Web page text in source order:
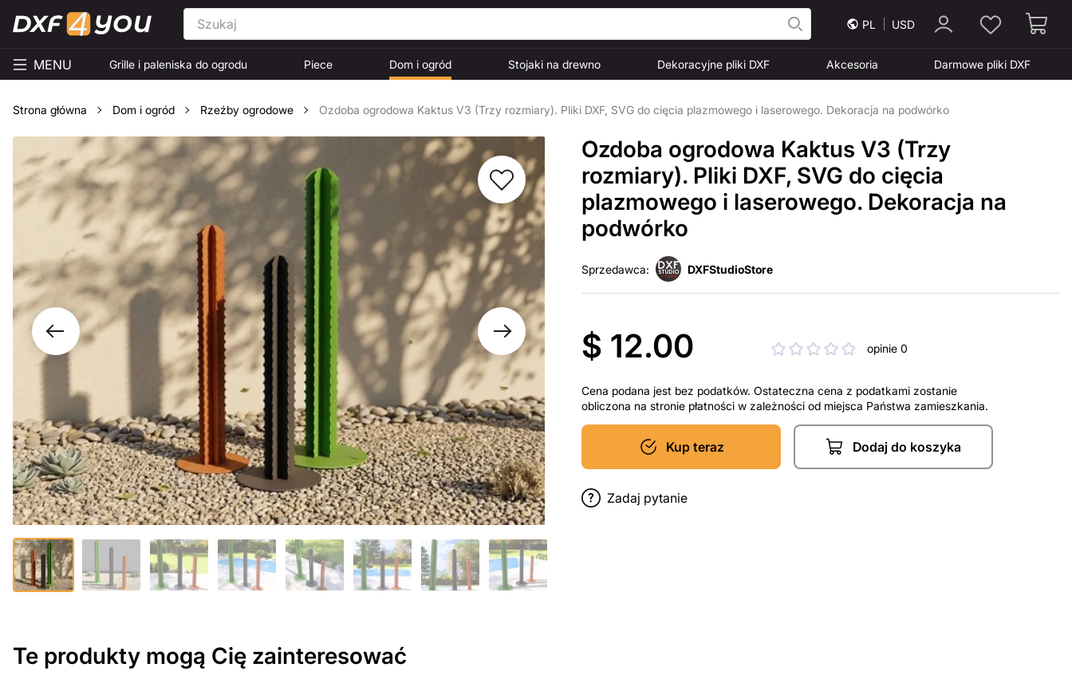
PL USD
MENU Grille i paleniska do ogrodu Piece Dom i ogród Stojaki na drewno Dekoracyjne pliki DXF Akcesoria Darmowe pliki DXF
Strona główna Dom i ogród Rzeźby ogrodowe Ozdoba ogrodowa Kaktus V3 (Trzy rozmiary). Pliki DXF, SVG do cięcia plazmowego i laserowego. Dekoracja na podwórko
Ozdoba ogrodowa Kaktus V3 (Trzy
rozmiary). Pliki DXF, SVG do cięcia
plazmowego i laserowego. Dekoracja na
podwórko
Sprzedawca: DXFStudioStore
$ 12.00 opinie 0
Cena podana jest bez podatków. Ostateczna cena z podatkami zostanie
obliczona na stronie płatności w zależności od miejsca Państwa zamieszkania.
Kup teraz Dodaj do koszyka
Zadaj pytanie
Te produkty mogą Cię zainteresować